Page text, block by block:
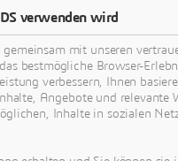
verwenden wird
mit unseren
bestmögliche Browser-
verbessern, Ihnen
Angebote und relevante
Inhalte in sozialen